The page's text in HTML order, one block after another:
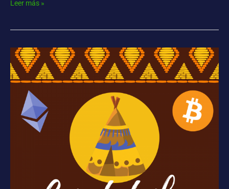
Leer más »
CriptoTribu
5º
edición